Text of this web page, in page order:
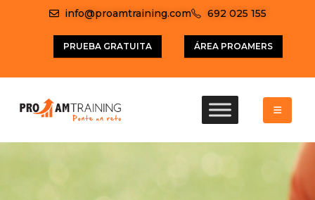
info@proamtraining.com 692 025 155
PRUEBA GRATUITA ÁREA PROAMERS